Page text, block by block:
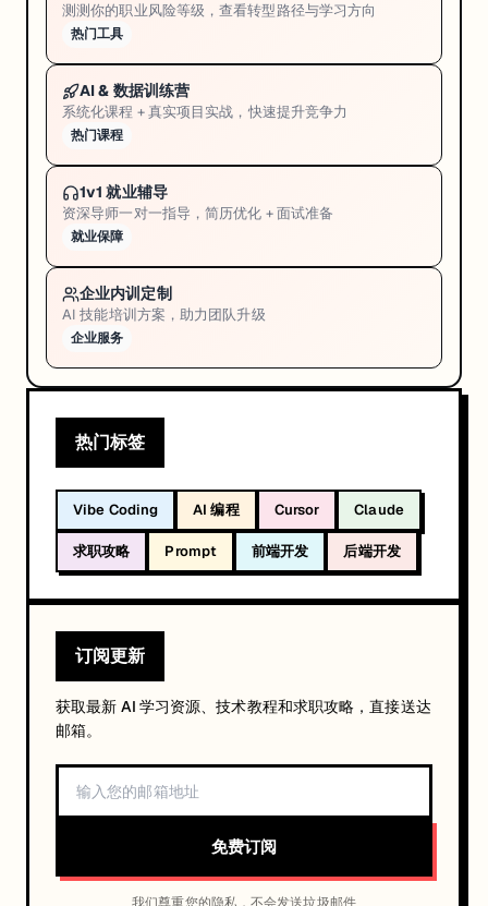
测测你的职业风险等级，查看转型路径与学习方向
热门工具
AI & 数据训练营
系统化课程 + 真实项目实战，快速提升竞争力
热门课程
1v1 就业辅导
资深导师一对一指导，简历优化 + 面试准备
就业保障
企业内训定制
AI 技能培训方案，助力团队升级
企业服务
热门标签
Vibe Coding AI 编程 Cursor Claude
求职攻略 Prompt 前端开发 后端开发
订阅更新
获取最新 AI 学习资源、技术教程和求职攻略，直接送达
邮箱。
免费订阅